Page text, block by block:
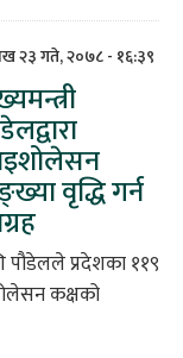
२३ गते, २०७८ - १६:३९
वृद्धि गर्न
पौडेलले प्रदेशका ११९
कक्षको